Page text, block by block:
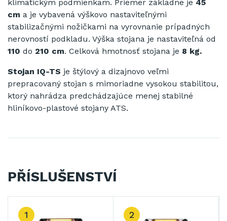
klimatickým podmienkam. Priemer základne je 45
cm a je vybavená výškovo nastaviteľnými
stabilizačnými nožičkami na vyrovnanie prípadných
nerovností podkladu. Výška stojana je nastaviteľná od
110 do 210 cm. Celková hmotnosť stojana je 8 kg.
Stojan IQ-TS je štýlový a dizajnovo veľmi
prepracovaný stojan s mimoriadne vysokou stabilitou,
ktorý nahrádza predchádzajúce menej stabilné
hliníkovo-plastové stojany ATS.
PŘÍSLUŠENSTVÍ
1 2